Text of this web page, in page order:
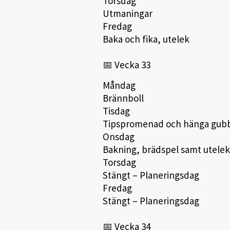
Utmaningar
Fredag
Baka och fika, utelek
📅 Vecka 33
Måndag
Brännboll
Tisdag
Tipspromenad och hänga
Onsdag
Bakning, brädspel samt utelek
Torsdag
Stängt – Planeringsdag
Fredag
Stängt – Planeringsdag
📅 Vecka 34